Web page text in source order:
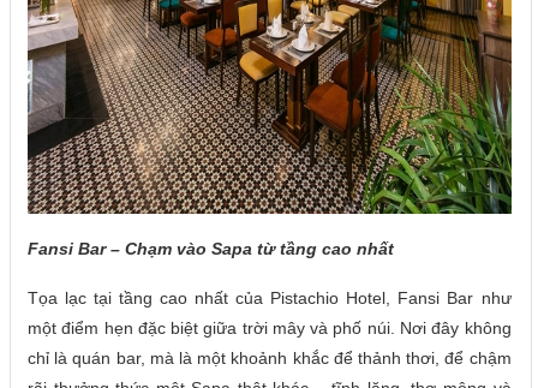
Fansi Bar – Chạm vào Sapa từ tầng cao nhất
Tọa lạc tại tầng cao nhất của Pistachio Hotel, Fansi Bar như
một điểm hẹn đặc biệt giữa trời mây và phố núi. Nơi đây không
chỉ là quán bar, mà là một khoảnh khắc để thảnh thơi, để chậm